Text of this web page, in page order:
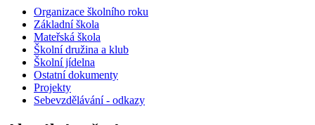
Organizace školního roku
Základní škola
Mateřská škola
Školní družina a klub
Školní jídelna
Ostatní dokumenty
Projekty
Sebevzdělávání - odkazy